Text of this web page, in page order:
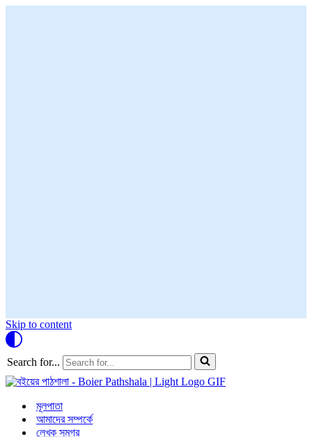
Skip to content
Search for...
মূলপাতা
আমাদের সম্পর্কে
লেখক সমগ্র